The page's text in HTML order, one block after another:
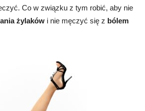
Co w związku z tym robić, aby nie
żylaków i nie męczyć się z bólem